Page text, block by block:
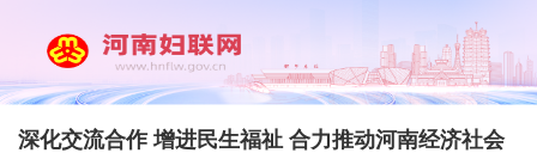
深化交流合作 增进民生福祉 合力推动河南经济社会